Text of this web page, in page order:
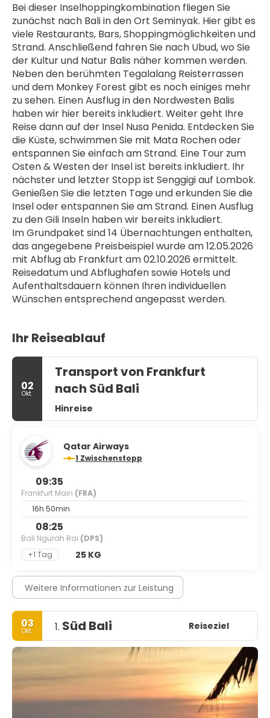
Bei dieser Inselhoppingkombination fliegen Sie
zunächst nach Bali in den Ort Seminyak. Hier gibt es
viele Restaurants, Bars, Shoppingmöglichkeiten und
Strand. Anschließend fahren Sie nach Ubud, wo Sie
der Kultur und Natur Balis näher kommen werden.
Neben den berühmten Tegalalang Reisterrassen
und dem Monkey Forest gibt es noch einiges mehr
zu sehen. Einen Ausflug in den Nordwesten Balis
haben wir hier bereits inkludiert. Weiter geht Ihre
Reise dann auf der Insel Nusa Penida. Entdecken Sie
die Küste, schwimmen Sie mit Mata Rochen oder
entspannen Sie einfach am Strand. Eine Tour zum
Osten & Westen der Insel ist bereits inkludiert. Ihr
nächster und letzter Stopp ist Senggigi auf Lombok.
Genießen Sie die letzten Tage und erkunden Sie die
Insel oder entspannen Sie am Strand. Einen Ausflug
zu den Gili Inseln haben wir bereits inkludiert.
Im Grundpaket sind 14 Übernachtungen enthalten,
das angegebene Preisbeispiel wurde am 12.05.2026
mit Abflug ab Frankfurt am 02.10.2026 ermittelt.
Reisedatum und Abflughafen sowie Hotels und
Aufenthaltsdauern können Ihren individuellen
Wünschen entsprechend angepasst werden.
Ihr Reiseablauf
02
Okt.
Transport von Frankfurt
nach Süd Bali
Hinreise
Qatar Airways
1 Zwischenstopp
09:35
Frankfurt Main (FRA)
16h 50min
08:25
Bali Ngurah Rai (DPS)
+1 Tag
25 KG
Weitere Informationen zur Leistung
03
Okt. 1. Süd Bali Reiseziel